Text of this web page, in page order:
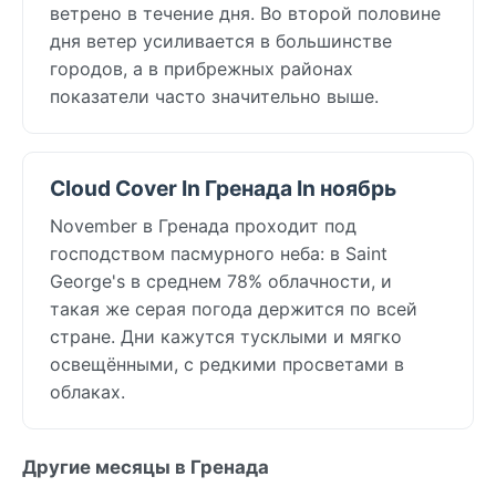
ветрено в течение дня. Во второй половине
дня ветер усиливается в большинстве
городов, а в прибрежных районах
показатели часто значительно выше.
Cloud Cover In Гренада In ноябрь
November в Гренада проходит под
господством пасмурного неба: в Saint
George's в среднем 78% облачности, и
такая же серая погода держится по всей
стране. Дни кажутся тусклыми и мягко
освещёнными, с редкими просветами в
облаках.
Другие месяцы в Гренада